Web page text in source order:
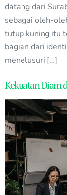
datang dari
sebagai oleh-
tutup kuning itu
bagian dari
menelusuri […]
Kekuatan Diam